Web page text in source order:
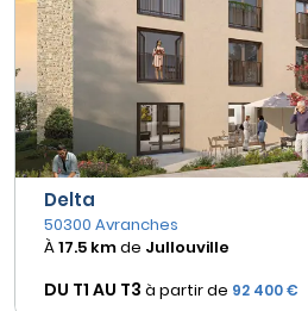
Delta
50300 Avranches
À17.5 kmde Jullouville
DU T1 AU T3 à partir de 92 400 €